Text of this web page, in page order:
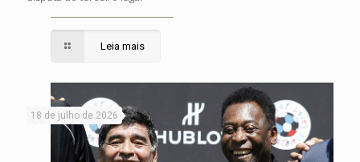
Leia mais
18 de julho de 2026